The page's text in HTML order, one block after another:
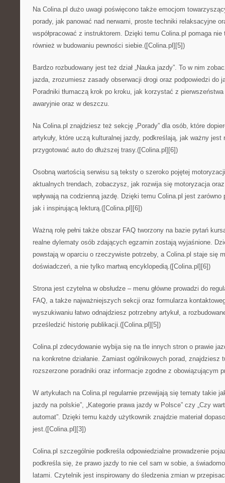
Na Colina.pl dużo uwagi poświęcono także emocjom
porady, jak panować nad nerwami, proste techniki relaksacyjne
współpracować z instruktorem. Dzięki temu Colina.pl pomaga
również w budowaniu pewności siebie.([Colina.pl][5])
Bardzo rozbudowany jest też dział „Nauka jazdy”. To w nim
jazda, zrozumiesz zasady obserwacji drogi oraz podpowiedzi do
Poradniki tłumaczą krok po kroku, jak korzystać z
awaryjnie oraz w deszczu.
Na Colina.pl znajdziesz też sekcję „Porady” dla osób, które
artykuły, które uczą kulturalnej jazdy, podkreślają, jak ważny jest
przygotować auto do dłuższej trasy.([Colina.pl][6])
Osobną wartością serwisu są teksty o szeroko pojętej
aktualnych trendach, zobaczysz, jak rozwija się motoryzacja
wpływają na codzienną jazdę. Dzięki temu Colina.pl jest
jak i inspirującą lekturą.([Colina.pl][6])
Ważną rolę pełni także obszar FAQ tworzony na bazie pytań
realne dylematy osób zdających egzamin zostają wyjaśnione.
powstają w oparciu o rzeczywiste potrzeby, a Colina.pl staje się
doświadczeń, a nie tylko martwą encyklopedią.([Colina.pl][6])
Strona jest czytelna w obsłudze – menu główne prowadzi do
FAQ, a także najważniejszych sekcji oraz formularza
wyszukiwaniu łatwo odnajdziesz potrzebny artykuł, a
prześledzić historię publikacji.([Colina.pl][5])
Colina.pl zdecydowanie wybija się na tle innych stron o prawie
na konkretne działanie. Zamiast ogólnikowych porad, znajdziesz
rozszerzone poradniki oraz informacje zgodne z obowiązującym
W artykułach na Colina.pl regularnie przewijają się tematy takie
jazdy na polskie”, „Kategorie prawa jazdy w Polsce” czy „Czy
automat”. Dzięki temu każdy użytkownik znajdzie materiał
jest.([Colina.pl][3])
Colina.pl szczególnie podkreśla odpowiedzialne prowadzenie
podkreśla się, że prawo jazdy to nie cel sam w sobie, a
latami. Czytelnik jest inspirowany do śledzenia zmian w